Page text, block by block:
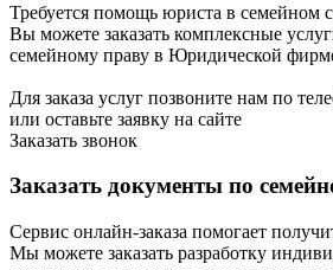
Требуется помощь юриста в семейном
Вы можете заказать комплексные
семейному праву в Юридической
Для заказа услуг позвоните нам по
или оставьте заявку на сайте
Заказать звонок
Заказать документы по
Сервис онлайн-заказа помогает
Мы можете заказать разработку